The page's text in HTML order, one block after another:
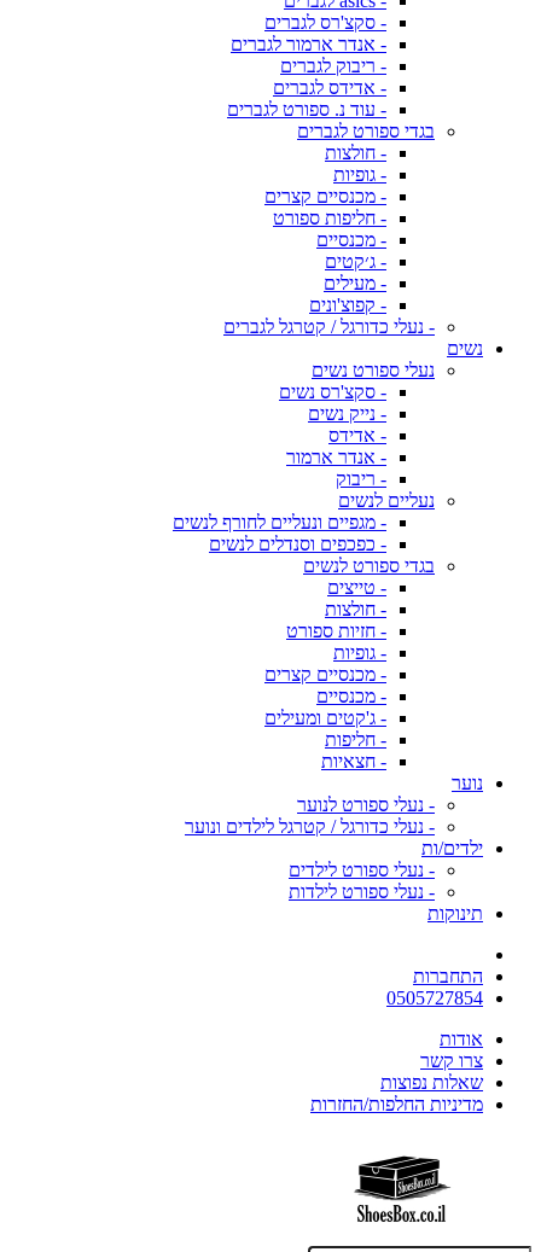
- סקצ'רס לגברים
- אנדר ארמור לגברים
- ריבוק לגברים
- אדידס לגברים
- עוד נ. ספורט לגברים
בגדי ספורט לגברים
- חולצות
- גופיות
- מכנסיים קצרים
- חליפות ספורט
- מכנסיים
- ג׳קטים
- מעילים
- קפוצ'ונים
- נעלי כדורגל / קטרגל לגברים
נשים
נעלי ספורט נשים
- סקצ'רס נשים
- נייק נשים
- אדידס
- אנדר ארמור
- ריבוק
נעליים לנשים
- מגפיים ונעליים לחורף לנשים
- כפכפים וסנדלים לנשים
בגדי ספורט לנשים
- טייצים
- חולצות
- חזיות ספורט
- גופיות
- מכנסיים קצרים
- מכנסיים
- ג'קטים ומעילים
- חליפות
- חצאיות
נוער
- נעלי ספורט לנוער
- נעלי כדורגל / קטרגל לילדים ונוער
ילדים/ות
- נעלי ספורט לילדים
- נעלי ספורט לילדות
תינוקות
התחברות
0505727854
אודות
צרו קשר
שאלות נפוצות
מדיניות החלפות/החזרות